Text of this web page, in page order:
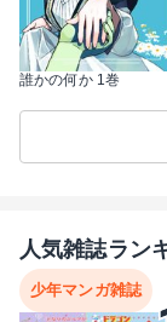
誰かの何か 1巻
人気雑誌ラン
少年マンガ雑誌